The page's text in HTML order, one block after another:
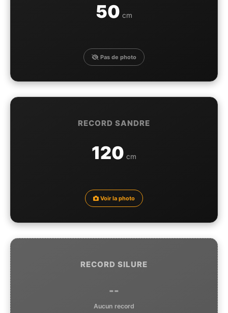
50 cm
Pas de photo
RECORD SANDRE
120 cm
Voir la photo
RECORD SILURE
--
Aucun record